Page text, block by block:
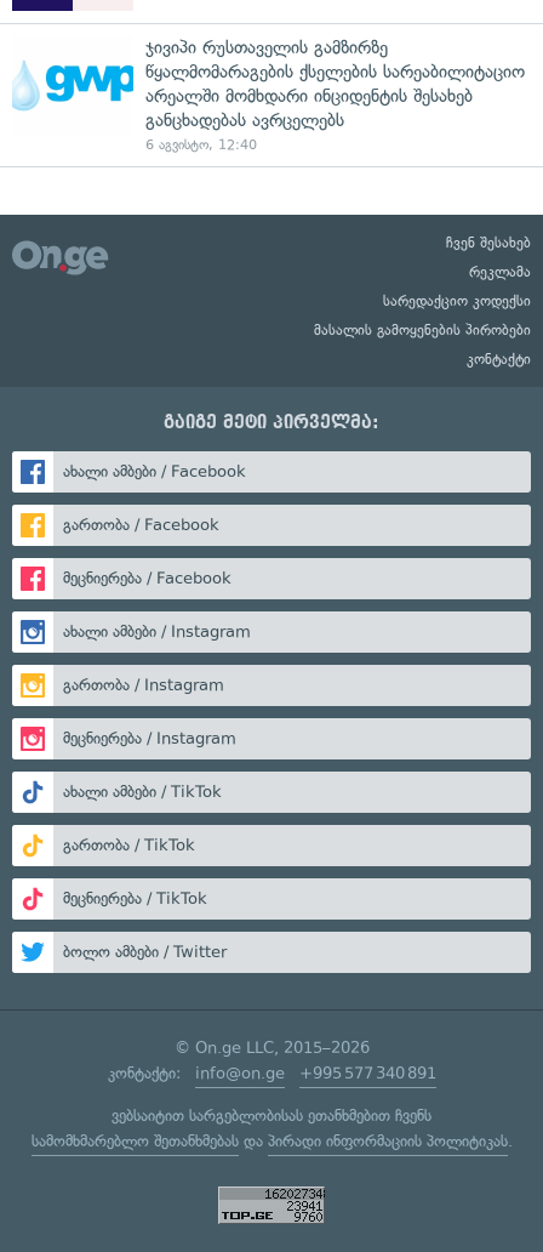
ჯივიპი რუსთაველის გამზირზე
წყალმომარაგების ქსელების სარეაბილიტაციო
არეალში მომხდარი ინციდენტის შესახებ
განცხადებას ავრცელებს
6 აგვისტო, 12:40
ჩვენ შესახებ
რეკლამა
სარედაქციო კოდექსი
მასალის გამოყენების პირობები
კონტაქტი
გაიგე მეტი პირველმა:
ახალი ამბები / Facebook
გართობა / Facebook
მეცნიერება / Facebook
ახალი ამბები / Instagram
გართობა / Instagram
მეცნიერება / Instagram
ახალი ამბები / TikTok
გართობა / TikTok
მეცნიერება / TikTok
ბოლო ამბები / Twitter
© On.ge LLC, 2015–2026
კონტაქტი: info@on.ge +995 577 340 891
ვებსაიტით სარგებლობისას ეთანხმებით ჩვენს
სამომხმარებლო შეთანხმებასდა პირადი ინფორმაციის პოლიტიკას.